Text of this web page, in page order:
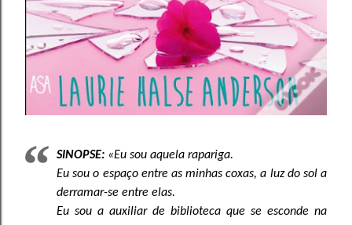
SINOPSE: «Eu sou aquela rapariga.
Eu sou o espaço entre as minhas coxas, a luz do sol a
derramar-se entre elas.
Eu sou a auxiliar de biblioteca que se esconde na